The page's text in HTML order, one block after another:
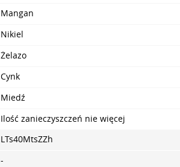
Mangan
Nikiel
Żelazo
Cynk
Miedź
Ilość zanieczyszczeń nie więcej
LTs40MtsZZh
-